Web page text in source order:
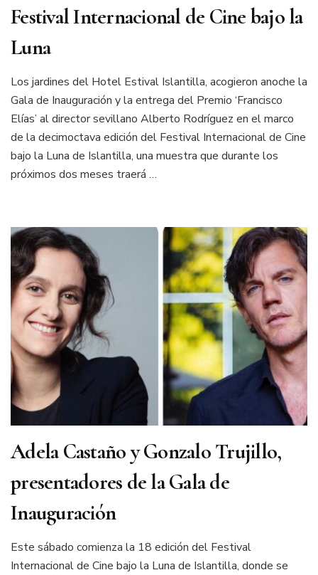
Festival Internacional de Cine bajo la
Luna
Los jardines del Hotel Estival Islantilla, acogieron anoche la
Gala de Inauguración y la entrega del Premio ‘Francisco
Elías’ al director sevillano Alberto Rodríguez en el marco
de la decimoctava edición del Festival Internacional de Cine
bajo la Luna de Islantilla, una muestra que durante los
próximos dos meses traerá …
Adela Castaño y Gonzalo Trujillo,
presentadores de la Gala de
Inauguración
Este sábado comienza la 18 edición del Festival
Internacional de Cine bajo la Luna de Islantilla, donde se